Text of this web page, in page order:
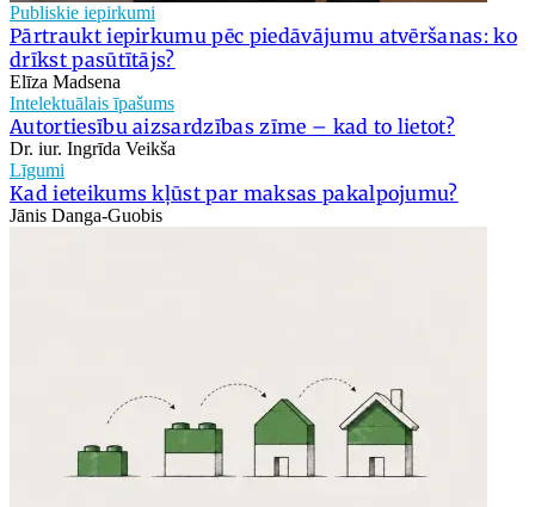
Publiskie iepirkumi
Pārtraukt iepirkumu pēc piedāvājumu atvēršanas: ko
drīkst pasūtītājs?
Elīza Madsena
Intelektuālais īpašums
Autortiesību aizsardzības zīme – kad to lietot?
Dr. iur. Ingrīda Veikša
Līgumi
Kad ieteikums kļūst par maksas pakalpojumu?
Jānis Danga-Guobis